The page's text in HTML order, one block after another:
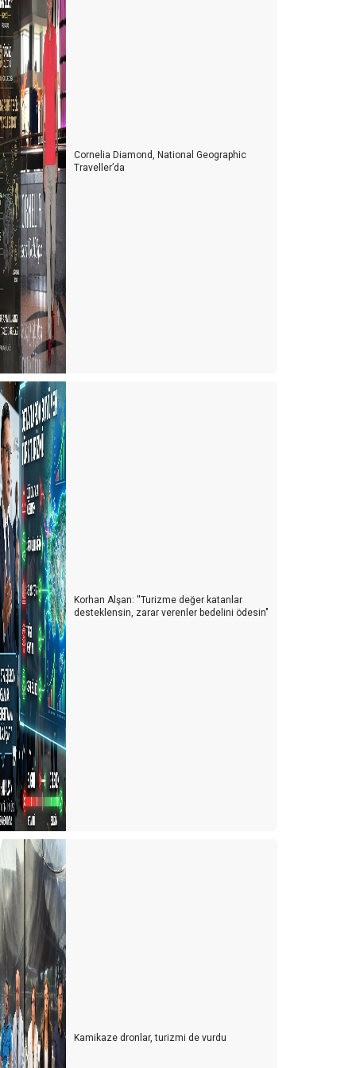
Siyasetin turizme bakış açısı
ITB Berlin Turizm Fuarının ardından
arada kaldı
depremzedelerin yaralarını sarıyor
2022’nin Ardından 2023 yılı beklentileri
vergisi muamması sürüyor
Milyon turist nerede?
sayısı arttıkça kazalar da artıyor
boşalt turizmi
neler oluyor?
otobüsleri kazaları artmaya başladı
Kastamonu'ya yolumuz düştü
cruise turları neden artmıyor?
tanıtım elçisi
ve Emekli Antalya'dan kaçıyor
olarak değil yerleşmeye geliyorlar
desteğe muhtaç
Antalyayı izledi
mı? Turizm mi?
özlemişiz
turizm sektöründen kaçıyor
ne yapsın?
yıl oteller yabancı turiste kalacak gibi...
esnafı artan kurlara karşı çareyi buldu
2022 için en büyük korkusu
çalışanı sektörden kaçıyor
yerli turiste ayrı fiyatlandırma yapmalı
Türk de olsa yabancı da olsa bekara otel odası yok
2021 yılında turizmde değişen bir şey yok
Bulgaristan'da turist olmak
Personel bulmak turist bulmaktan daha zor hale
gök turist doldu, ardından umarım vaka dolmaz
sahilleri dolu ama turistle değil
umutlar temmuz ayına kaldı
Cornelia Diamond, National Geographic
Traveller’da
Korhan Alşan: ''Turizme değer katanlar
desteklensin, zarar verenler bedelini ödesin"
Kamikaze dronlar, turizmi de vurdu